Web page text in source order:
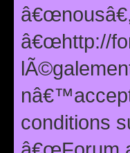
â€œhttp://
conditions